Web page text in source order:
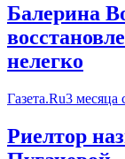
Балерина
нелегко
Газета.Ru3 месяца
Риелтор